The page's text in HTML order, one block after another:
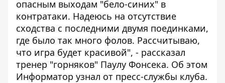
опасным выходам "бело-синих" в
контратаки. Надеюсь на отсутствие
сходства с последними двумя поединками,
где было так много фолов. Рассчитываю,
что игра будет красивой", - рассказал
тренер "горняков" Паулу Фонсека. Об этом
Информатор узнал от пресс-службы клуба.